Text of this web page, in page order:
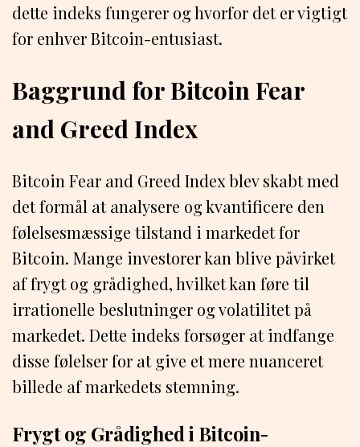
dette indeks fungerer og hvorfor det er vigtigt
for enhver Bitcoin-entusiast.
Baggrund for Bitcoin Fear
and Greed Index
Bitcoin Fear and Greed Index blev skabt med
det formål at analysere og kvantificere den
følelsesmæssige tilstand i markedet for
Bitcoin. Mange investorer kan blive påvirket
af frygt og grådighed, hvilket kan føre til
irrationelle beslutninger og volatilitet på
markedet. Dette indeks forsøger at indfange
disse følelser for at give et mere nuanceret
billede af markedets stemning.
Frygt og Grådighed i Bitcoin-